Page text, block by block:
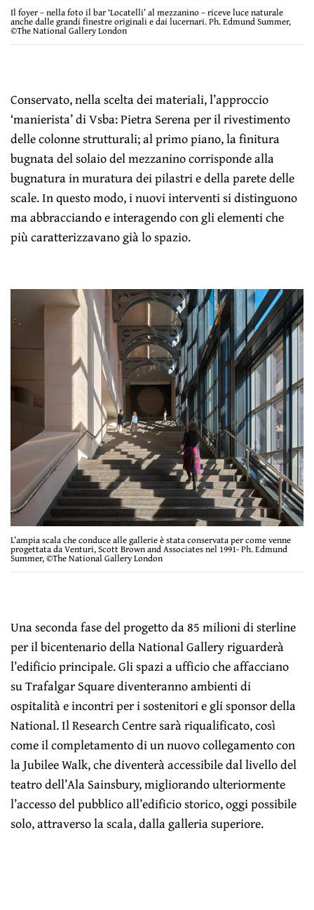
Il foyer – nella foto il bar ‘Locatelli’ al mezzanino – riceve luce naturale
anche dalle grandi finestre originali e dai lucernari. Ph. Edmund Summer,
©The National Gallery London
Conservato, nella scelta dei materiali, l’approccio
‘manierista’ di Vsba: Pietra Serena per il rivestimento
delle colonne strutturali; al primo piano, la finitura
bugnata del solaio del mezzanino corrisponde alla
bugnatura in muratura dei pilastri e della parete delle
scale. In questo modo, i nuovi interventi si distinguono
ma abbracciando e interagendo con gli elementi che
più caratterizzavano già lo spazio.
L’ampia scala che conduce alle gallerie è stata conservata per come venne
progettata da Venturi, Scott Brown and Associates nel 1991- Ph. Edmund
Summer, ©The National Gallery London
Una seconda fase del progetto da 85 milioni di sterline
per il bicentenario della National Gallery riguarderà
l’edificio principale. Gli spazi a ufficio che affacciano
su Trafalgar Square diventeranno ambienti di
ospitalità e incontri per i sostenitori e gli sponsor della
National. Il Research Centre sarà riqualificato, così
come il completamento di un nuovo collegamento con
la Jubilee Walk, che diventerà accessibile dal livello del
teatro dell’Ala Sainsbury, migliorando ulteriormente
l’accesso del pubblico all’edificio storico, oggi possibile
solo, attraverso la scala, dalla galleria superiore.